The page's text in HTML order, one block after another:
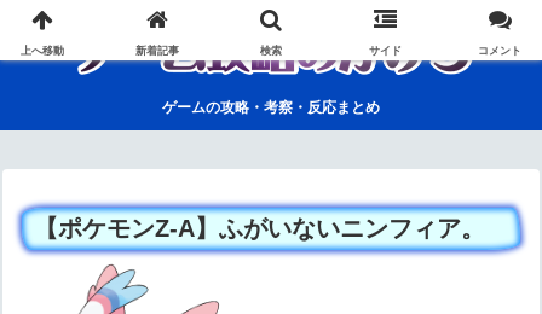
ゲームの攻略・考察・反応まとめ
【ポケモンZ-A】ふがいないニンフィア。
上へ移動 新着記事 検索 サイド コメント